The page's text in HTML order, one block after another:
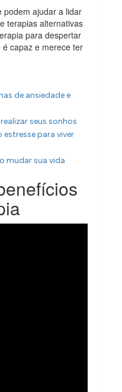
podem ajudar a lidar
terapias alternativas
para despertar
é capaz e merece ter
de ansiedade e
seus sonhos
para viver
mudar sua vida